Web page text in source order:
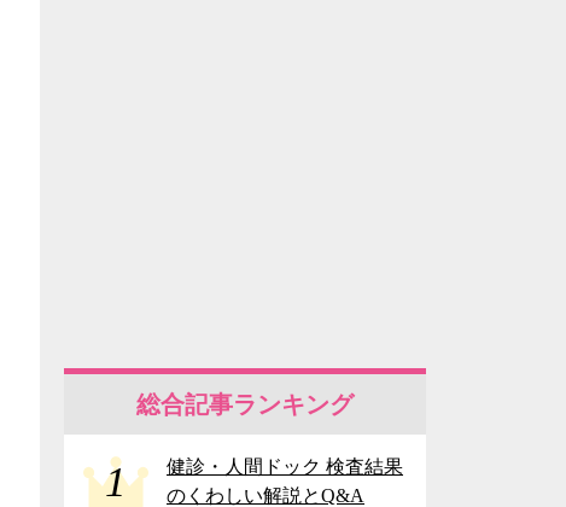
総合記事ランキング
1
健診・人間ドック 検査結果
のくわしい解説とQ&A